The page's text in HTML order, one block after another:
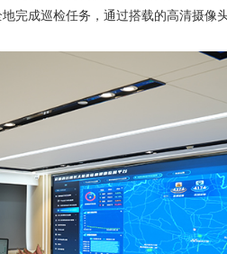
完成巡检任务，通过搭载的高清摄像